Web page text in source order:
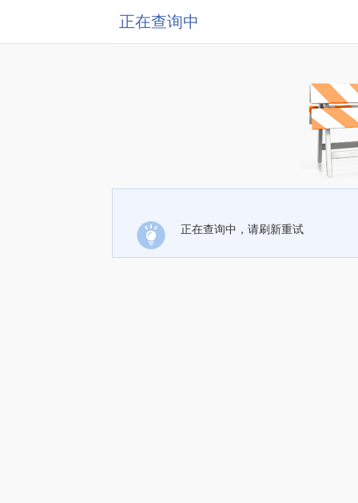
正在查询中
正在查询中，请刷新重试